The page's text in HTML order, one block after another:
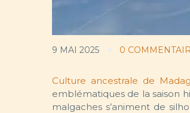
9 MAI 2025 0
Culture ancestrale de
emblématiques de la saison
malgaches s’animent de